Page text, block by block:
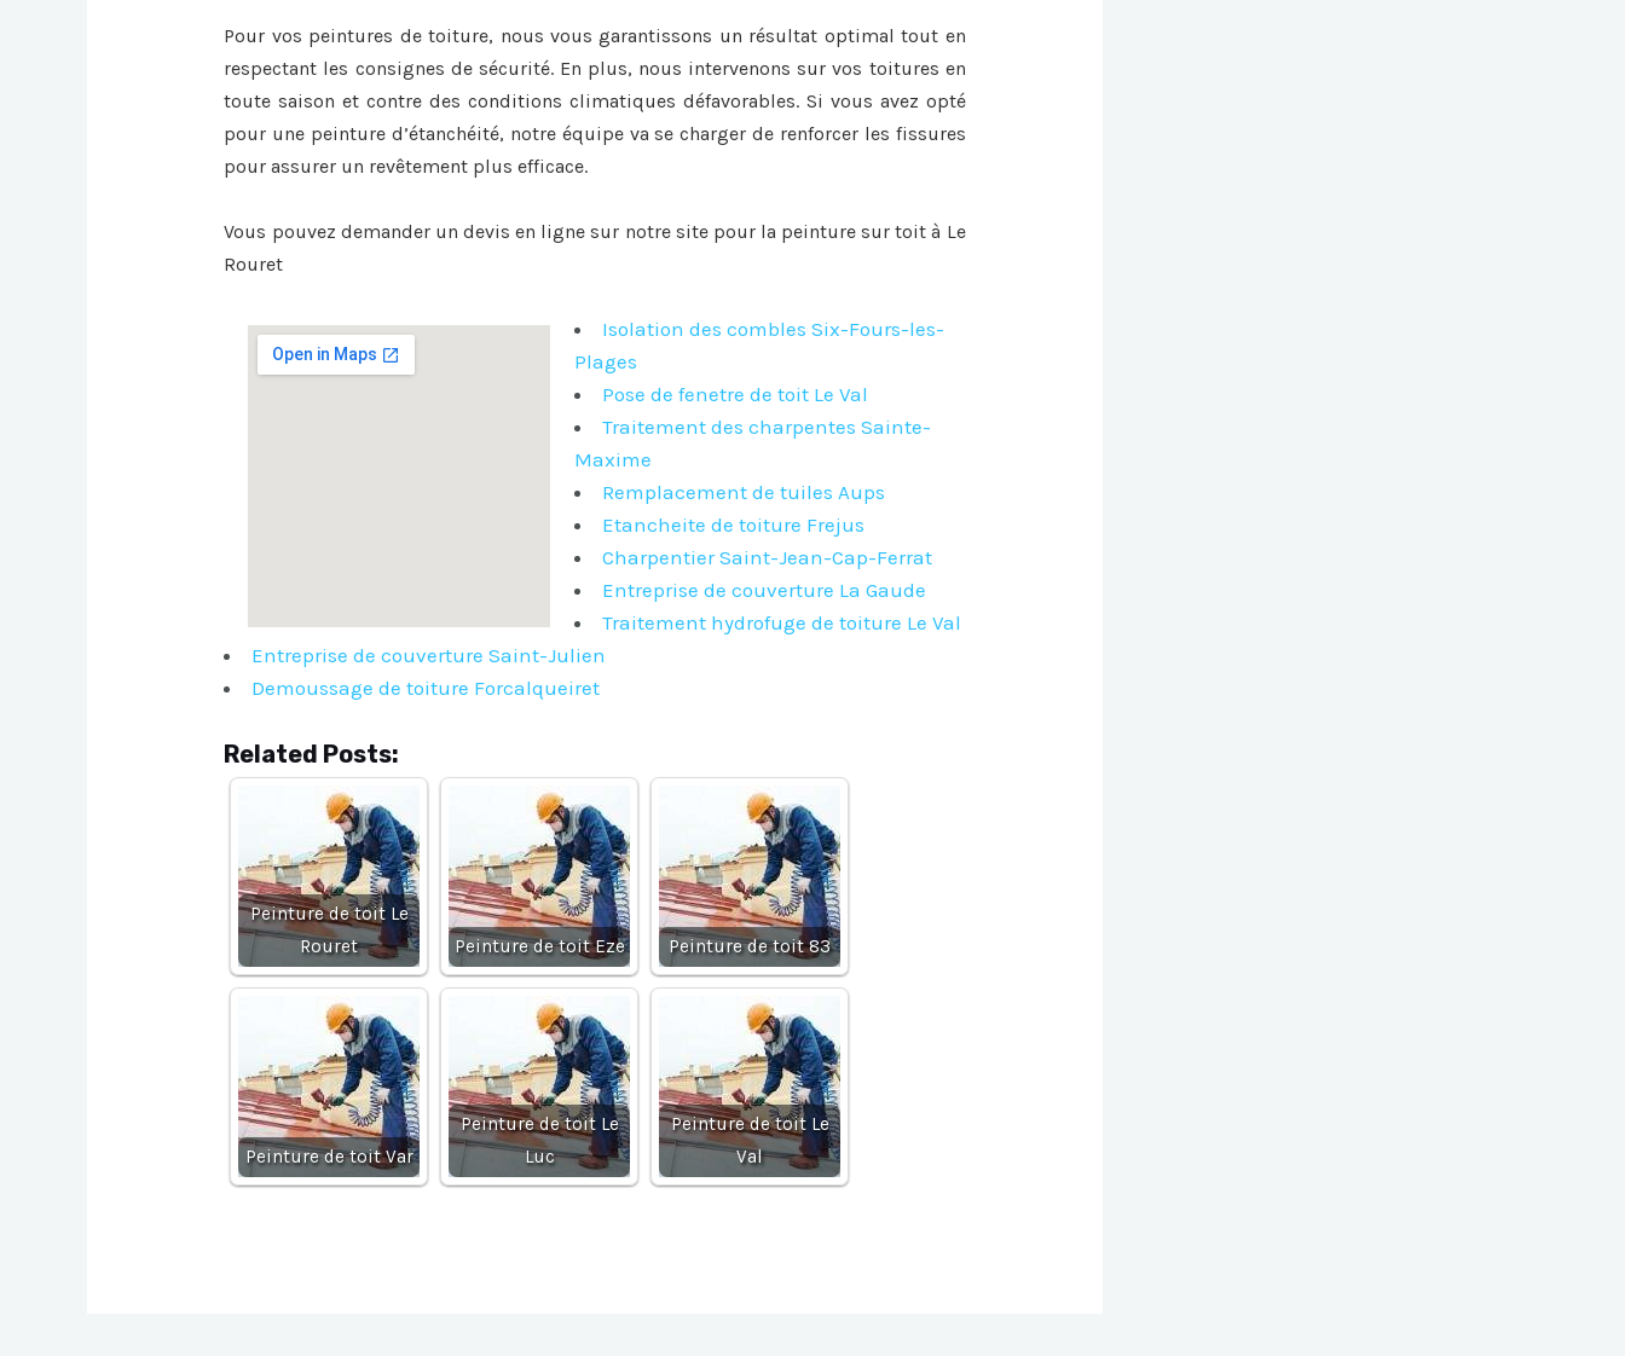
Pour vos peintures de toiture, nous vous garantissons un résultat optimal tout en
respectant les consignes de sécurité. En plus, nous intervenons sur vos toitures en
toute saison et contre des conditions climatiques défavorables. Si vous avez opté
pour une peinture d’étanchéité, notre équipe va se charger de renforcer les fissures
pour assurer un revêtement plus efficace.
Vous pouvez demander un devis en ligne sur notre site pour la peinture sur toit à Le
Rouret
Isolation des combles Six-Fours-les-
Plages
Pose de fenetre de toit Le Val
Traitement des charpentes Sainte-
Maxime
Remplacement de tuiles Aups
Etancheite de toiture Frejus
Charpentier Saint-Jean-Cap-Ferrat
Entreprise de couverture La Gaude
Traitement hydrofuge de toiture Le Val
Entreprise de couverture Saint-Julien
Demoussage de toiture Forcalqueiret
Related Posts:
Peinture de toit Le
Rouret
Peinture de toit Eze Peinture de toit 83
Peinture de toit Var
Peinture de toit Le
Luc
Peinture de toit Le
Val